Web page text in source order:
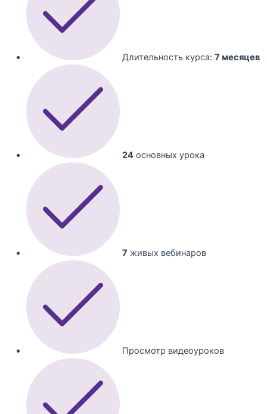
Длительность курса: 7 месяцев
24основных урока
7 живых вебинаров
Просмотр видеоуроков